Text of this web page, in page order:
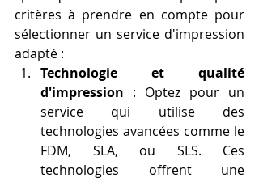
critères à prendre en compte pour
sélectionner un service d'impression
adapté :
Technologie et qualité
d'impression : Optez pour un
service qui utilise des
technologies avancées comme le
FDM, SLA, ou SLS. Ces
technologies offrent une